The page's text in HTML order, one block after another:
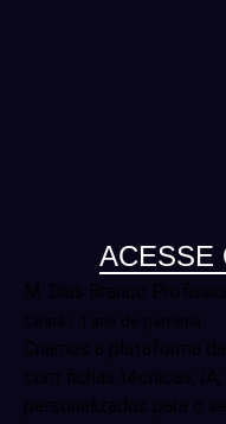
ACESSE
M. Dias Branco
Ceará / 1 ano de parceria
Criamos a plataforma da
com fichas técnicas,
personalizados para o